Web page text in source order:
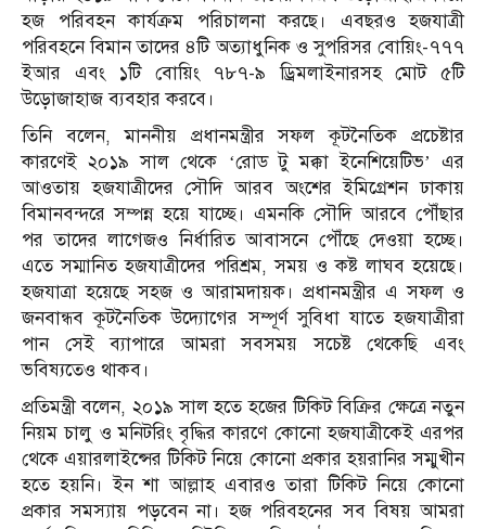
হজ পরিবহন কার্যক্রম পরিচালনা করছে। এবছরও হজযাত্রী
পরিবহনে বিমান তাদের ৪টি অত্যাধুনিক ও সুপরিসর বোয়িং-৭৭৭
ইআর এবং ১টি বোয়িং ৭৮৭-৯ ড্রিমলাইনারসহ মোট ৫টি
উড়োজাহাজ ব্যবহার করবে।
তিনি বলেন, মাননীয় প্রধানমন্ত্রীর সফল কূটনৈতিক প্রচেষ্টার
কারণেই ২০১৯ সাল থেকে ‘রোড টু মক্কা ইনেশিয়েটিভ’ এর
আওতায় হজযাত্রীদের সৌদি আরব অংশের ইমিগ্রেশন ঢাকায়
বিমানবন্দরে সম্পন্ন হয়ে যাচ্ছে। এমনকি সৌদি আরবে পৌঁছার
পর তাদের লাগেজও নির্ধারিত আবাসনে পৌঁছে দেওয়া হচ্ছে।
এতে সম্মানিত হজযাত্রীদের পরিশ্রম, সময় ও কষ্ট লাঘব হয়েছে।
হজযাত্রা হয়েছে সহজ ও আরামদায়ক। প্রধানমন্ত্রীর এ সফল ও
জনবান্ধব কূটনৈতিক উদ্যোগের সম্পূর্ণ সুবিধা যাতে হজযাত্রীরা
পান সেই ব্যাপারে আমরা সবসময় সচেষ্ট থেকেছি এবং
ভবিষ্যতেও থাকব।
প্রতিমন্ত্রী বলেন, ২০১৯ সাল হতে হজের টিকিট বিক্রির ক্ষেত্রে নতুন
নিয়ম চালু ও মনিটরিং বৃদ্ধির কারণে কোনো হজযাত্রীকেই এরপর
থেকে এয়ারলাইন্সের টিকিট নিয়ে কোনো প্রকার হয়রানির সম্মুখীন
হতে হয়নি। ইন শা আল্লাহ এবারও তারা টিকিট নিয়ে কোনো
প্রকার সমস্যায় পড়বেন না। হজ পরিবহনের সব বিষয় আমরা